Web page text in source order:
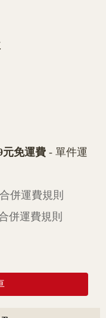
元免運費 - 單件運
合併運費規則
併運費規則